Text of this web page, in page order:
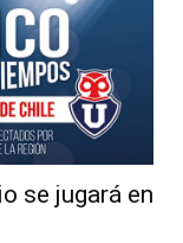
se jugará en